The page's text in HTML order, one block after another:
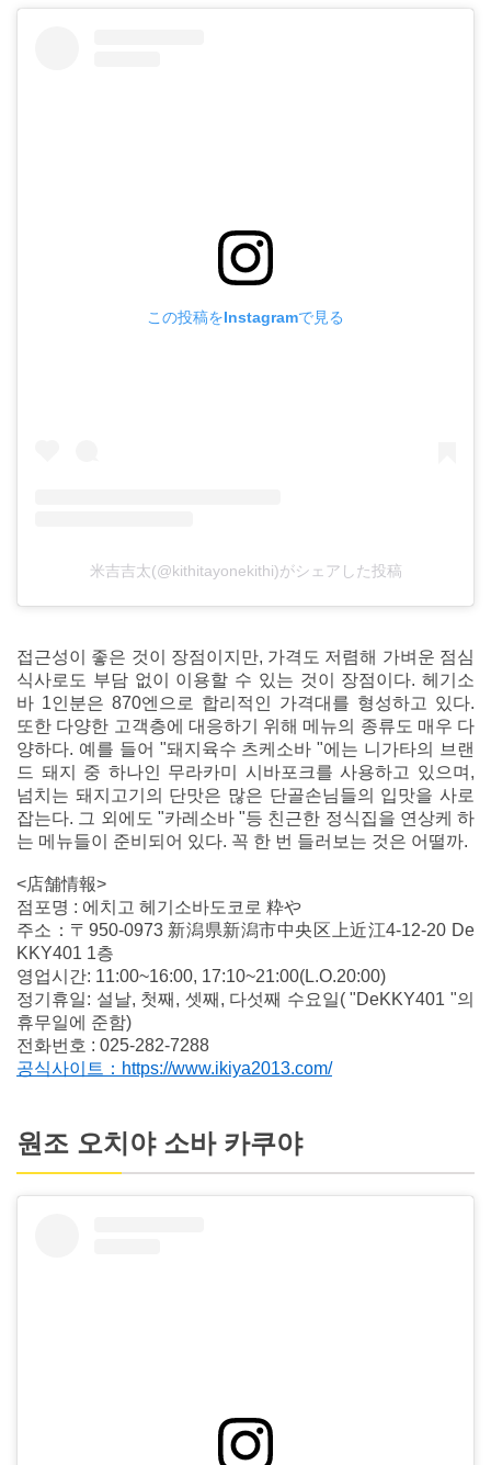
この投稿をInstagramで見る
米吉吉太(@kithitayonekithi)がシェアした投稿
접근성이 좋은 것이 장점이지만, 가격도 저렴해 가벼운 점심
식사로도 부담 없이 이용할 수 있는 것이 장점이다. 헤기소
바 1인분은 870엔으로 합리적인 가격대를 형성하고 있다.
또한 다양한 고객층에 대응하기 위해 메뉴의 종류도 매우 다
양하다. 예를 들어 "돼지육수 츠케소바 "에는 니가타의 브랜
드 돼지 중 하나인 무라카미 시바포크를 사용하고 있으며,
넘치는 돼지고기의 단맛은 많은 단골손님들의 입맛을 사로
잡는다. 그 외에도 "카레소바 "등 친근한 정식집을 연상케 하
는 메뉴들이 준비되어 있다. 꼭 한 번 들러보는 것은 어떨까.
<店舗情報>
점포명 : 에치고 헤기소바도코로 粋や
주소：〒950-0973 新潟県新潟市中央区上近江4-12-20 De
KKY401 1층
영업시간: 11:00~16:00, 17:10~21:00(L.O.20:00)
정기휴일: 설날, 첫째, 셋째, 다섯째 수요일( "DeKKY401 "의
휴무일에 준함)
전화번호 : 025-282-7288
공식사이트：https://www.ikiya2013.com/
원조 오치야 소바 카쿠야